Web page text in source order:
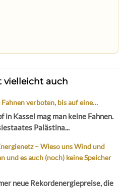
vielleicht auch
verboten, bis auf eine…
in Kassel mag man keine Fahnen.
Palästina...
– Wieso uns Wind und
und es auch (noch) keine Speicher
neue Rekordenergiepreise, die